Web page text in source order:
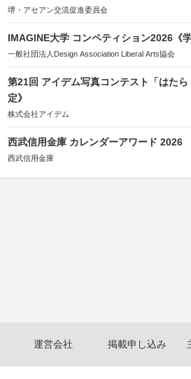
堺・アセアン交流促進委員会
IMAGINE大学 コンペティション2026《学
一般社団法人Design Association Liberal Arts協会
第21回 アイデム写真コンテスト「はた
定》
株式会社アイデム
西武信用金庫 カレンダーアワード 2026
西武信用金庫
運営会社 掲載申し込み